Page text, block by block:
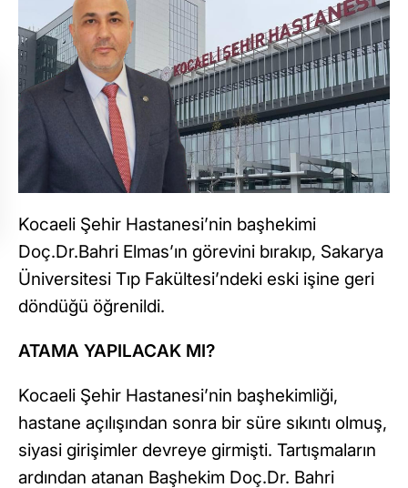
Kocaeli Şehir Hastanesi’nin başhekimi
Doç.Dr.Bahri Elmas’ın görevini bırakıp, Sakarya
Üniversitesi Tıp Fakültesi’ndeki eski işine geri
döndüğü öğrenildi.
ATAMA YAPILACAK MI?
Kocaeli Şehir Hastanesi’nin başhekimliği,
hastane açılışından sonra bir süre sıkıntı olmuş,
siyasi girişimler devreye girmişti. Tartışmaların
ardından atanan Başhekim Doç.Dr. Bahri